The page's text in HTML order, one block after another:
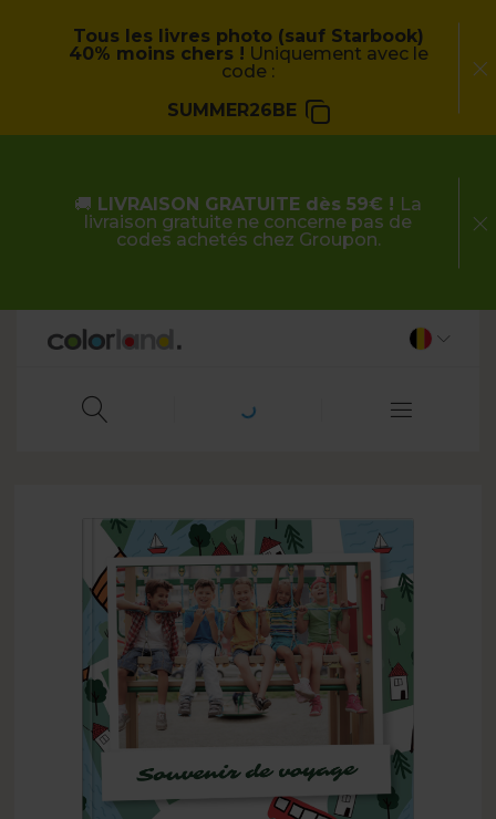
Tous les livres photo (sauf Starbook)
40% moins chers ! Uniquement avec le
code :
SUMMER26BE
🚚 LIVRAISON GRATUITE dès 59€ ! La
livraison gratuite ne concerne pas de
codes achetés chez Groupon.